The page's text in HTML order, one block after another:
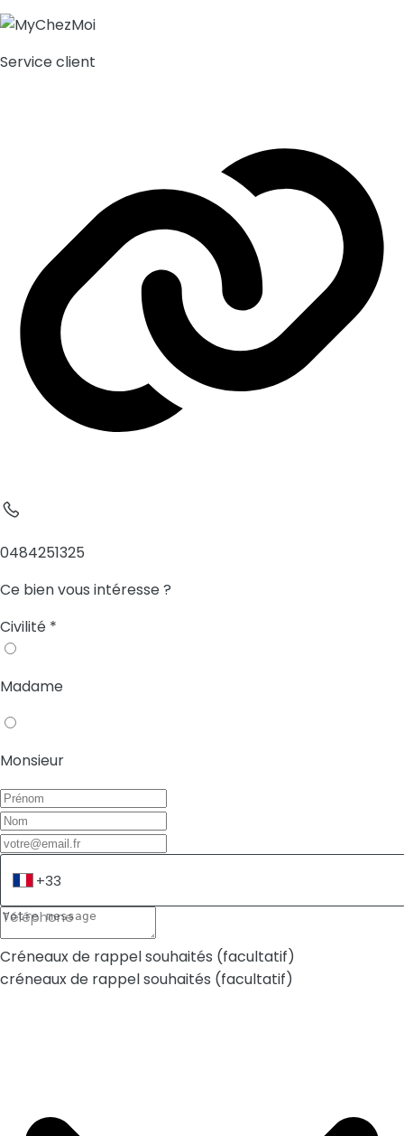
Service client
0484251325
Ce bien vous intéresse ?
Civilité *
Madame
Monsieur
Téléphone
Créneaux de rappel souhaités (facultatif)
créneaux de rappel souhaités (facultatif)